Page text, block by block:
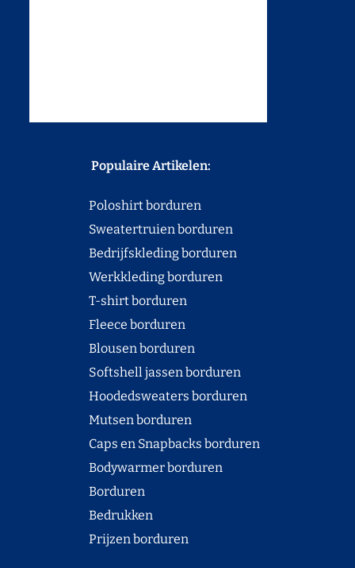
Populaire Artikelen:
Poloshirt borduren
Sweatertruien borduren
Bedrijfskleding borduren
Werkkleding borduren
T-shirt borduren
Fleece borduren
Blousen borduren
Softshell jassen borduren
Hoodedsweaters borduren
Mutsen borduren
Caps en Snapbacks borduren
Bodywarmer borduren
Borduren
Bedrukken
Prijzen borduren